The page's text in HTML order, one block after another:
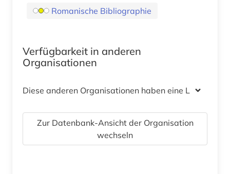
Romanische Bibliographie
Verfügbarkeit in anderen
Organisationen
Diese anderen Organisationen haben eine Lizenz
Zur Datenbank-Ansicht der Organisation
wechseln